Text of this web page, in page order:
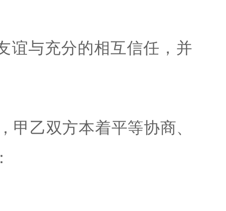
谊与充分的相互信任，并
甲乙双方本着平等协商、